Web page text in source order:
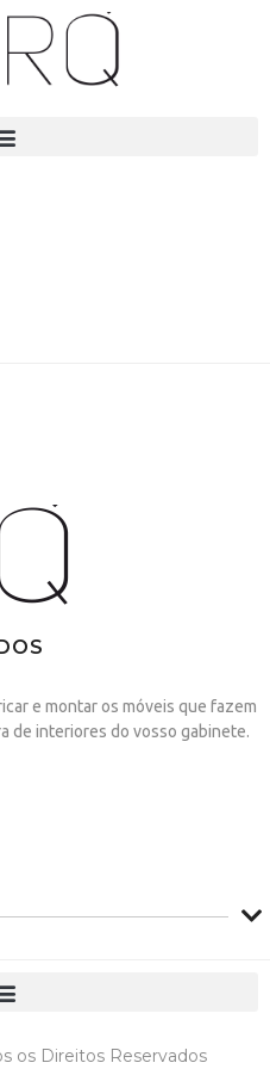
e montar os móveis que fazem
de interiores do vosso gabinete.
os Direitos Reservados